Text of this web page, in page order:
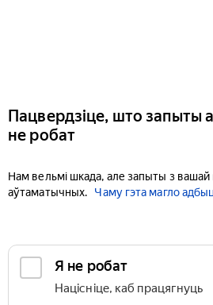
Пацвердзіце, што запыты
не робат
Нам вельмі шкада, але запыты з
аўтаматычных.
Чаму гэта магло
Я не робат
Націсніце, каб працягнуць